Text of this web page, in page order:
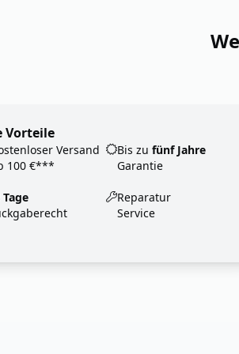
Vorteile
Versand
100 €***
Bis zu fünf Jahre
Garantie
Tage
Reparatur
Service